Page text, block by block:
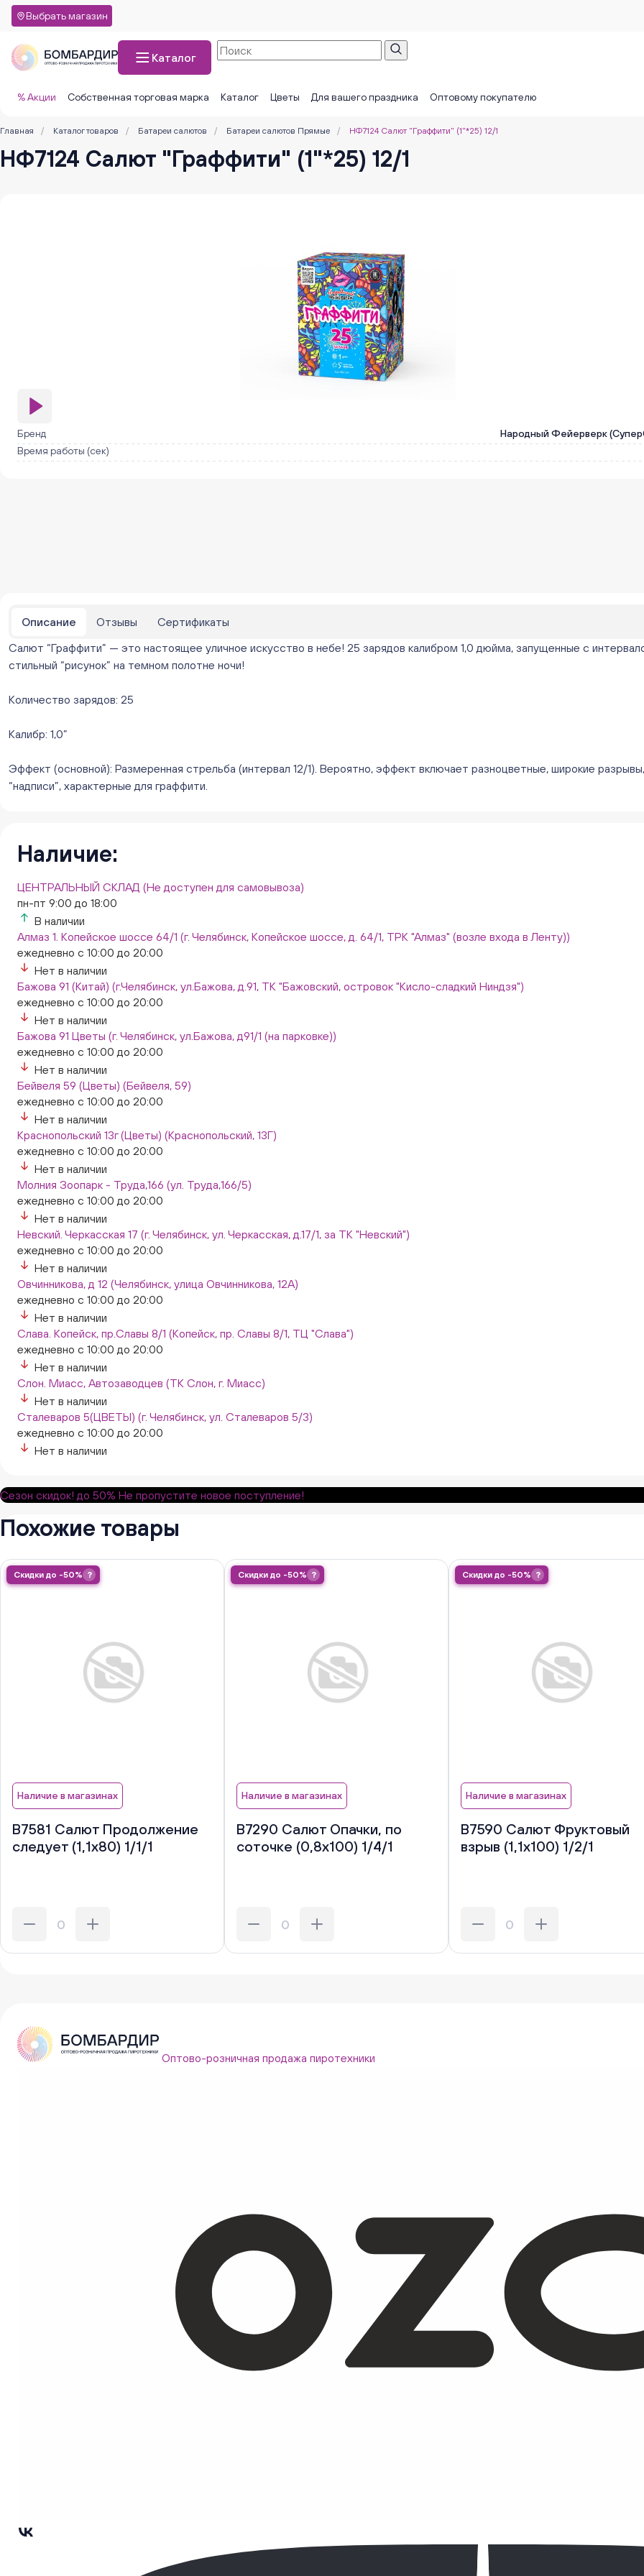
Выбрать магазин
Каталог
% Акции Собственная торговая марка Каталог Цветы Для вашего праздника Оптовому покупателю
Главная / Каталог товаров / Батареи салютов / Батареи салютов Прямые / НФ7124 Салют "Граффити" (1"*25) 12/1
НФ7124 Салют "Граффити" (1"*25) 12/1
Бренд
Народный Фейерверк
Время работы (сек)
Описание Отзывы
Сертификаты
Салют “Граффити” — это настоящее уличное искусство в небе! 25 зарядов калибром 1,0 дюйма, запущенные с
стильный “рисунок” на темном полотне ночи!
Количество зарядов: 25
Калибр: 1,0”
Эффект (основной): Размеренная стрельба (интервал 12/1). Вероятно, эффект включает разноцветные, широкие
“надписи”, характерные для граффити.
Наличие:
ЦЕНТРАЛЬНЫЙ СКЛАД (Не доступен для самовывоза)
пн-пт 9:00 до 18:00
В наличии
Алмаз 1. Копейское шоссе 64/1 (г. Челябинск, Копейское шоссе, д. 64/1, ТРК "Алмаз" (возле входа в Ленту))
ежедневно с 10:00 до 20:00
Нет в наличии
Бажова 91 (Китай) (г.Челябинск, ул.Бажова, д.91, ТК "Бажовский, островок "Кисло-сладкий Ниндзя")
ежедневно с 10:00 до 20:00
Нет в наличии
Бажова 91 Цветы (г. Челябинск, ул.Бажова, д91/1 (на парковке))
ежедневно с 10:00 до 20:00
Нет в наличии
Бейвеля 59 (Цветы) (Бейвеля, 59)
ежедневно с 10:00 до 20:00
Нет в наличии
Краснопольский 13г (Цветы) (Краснопольский, 13Г)
ежедневно с 10:00 до 20:00
Нет в наличии
Молния Зоопарк - Труда,166 (ул. Труда,166/5)
ежедневно с 10:00 до 20:00
Нет в наличии
Невский. Черкасская 17 (г. Челябинск, ул. Черкасская, д.17/1, за ТК "Невский")
ежедневно с 10:00 до 20:00
Нет в наличии
Овчинникова, д 12 (Челябинск, улица Овчинникова, 12А)
ежедневно с 10:00 до 20:00
Нет в наличии
Слава. Копейск, пр.Славы 8/1 (Копейск, пр. Славы 8/1, ТЦ "Слава")
ежедневно с 10:00 до 20:00
Нет в наличии
Слон. Миасс, Автозаводцев (ТК Слон, г. Миасс)
Нет в наличии
Сталеваров 5(ЦВЕТЫ) (г. Челябинск, ул. Сталеваров 5/3)
ежедневно с 10:00 до 20:00
Нет в наличии
Сезон скидок! до 50% Не пропустите новое поступление!
Похожие товары
Скидки до -50% ?
Наличие в магазинах
В7581 Салют Продолжение
следует (1,1х80) 1/1/1
Скидки до -50% ?
Наличие в магазинах
В7290 Салют Опачки, по
соточке (0,8х100) 1/4/1
Скидки до -50% ?
Наличие в магазинах
В7590 Салют Фруктовый
взрыв (1,1х100) 1/2/1
Оптово-розничная продажа пиротехники